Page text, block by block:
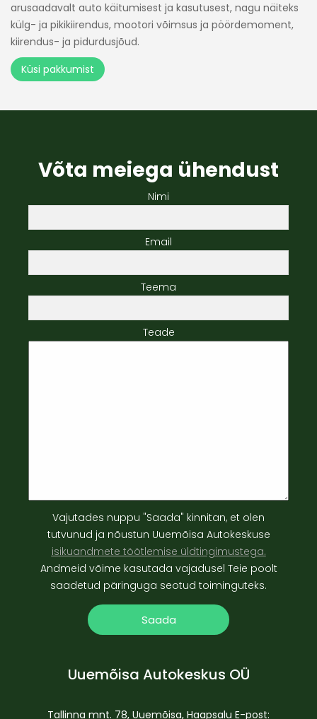
arusaadavalt auto käitumisest ja kasutusest, nagu näiteks
külg- ja pikikiirendus, mootori võimsus ja pöördemoment,
kiirendus- ja pidurdusjõud.
Küsi pakkumist
Võta meiega ühendust
Nimi
Email
Teema
Teade
Vajutades nuppu "Saada" kinnitan, et olen
tutvunud ja nõustun Uuemõisa Autokeskuse
isikuandmete töötlemise üldtingimustega.
Andmeid võime kasutada vajadusel Teie poolt
saadetud päringuga seotud toiminguteks.
Uuemõisa Autokeskus OÜ
Tallinna mnt. 78, Uuemõisa, Haapsalu E-post: